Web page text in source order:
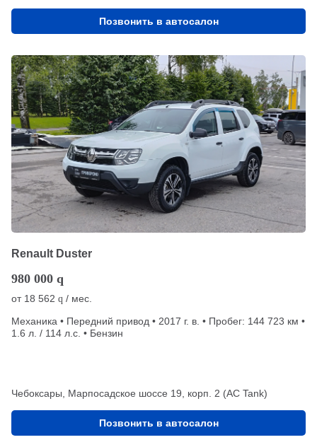
Позвонить в автосалон
Renault Duster
980 000 q
от 18 562 q / мес.
Механика • Передний привод • 2017 г. в. • Пробег: 144 723 км •
1.6 л. / 114 л.с. • Бензин
Чебоксары, Марпосадское шоссе 19, корп. 2 (АС Tank)
Позвонить в автосалон